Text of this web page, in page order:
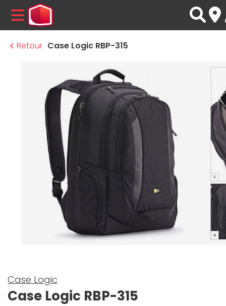
MENU
Retour Case Logic RBP-315
Case Logic
Case Logic RBP-315